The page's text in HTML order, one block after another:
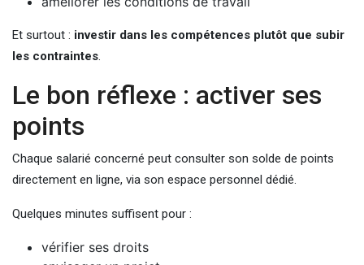
Et surtout : investir dans les compétences plutôt que subir
les contraintes.
Le bon réflexe : activer ses
points
Chaque salarié concerné peut consulter son solde de points
directement en ligne, via son espace personnel dédié.
Quelques minutes suffisent pour :
vérifier ses droits